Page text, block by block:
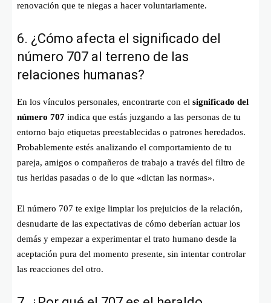
renovación que te niegas a hacer voluntariamente.
6. ¿Cómo afecta el significado del
número 707 al terreno de las
relaciones humanas?
En los vínculos personales, encontrarte con el significado del
número 707 indica que estás juzgando a las personas de tu
entorno bajo etiquetas preestablecidas o patrones heredados.
Probablemente estés analizando el comportamiento de tu
pareja, amigos o compañeros de trabajo a través del filtro de
tus heridas pasadas o de lo que «dictan las normas».
El número 707 te exige limpiar los prejuicios de la relación,
desnudarte de las expectativas de cómo deberían actuar los
demás y empezar a experimentar el trato humano desde la
aceptación pura del momento presente, sin intentar controlar
las reacciones del otro.